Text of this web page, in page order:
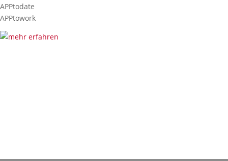
APPtodate
APPtowork